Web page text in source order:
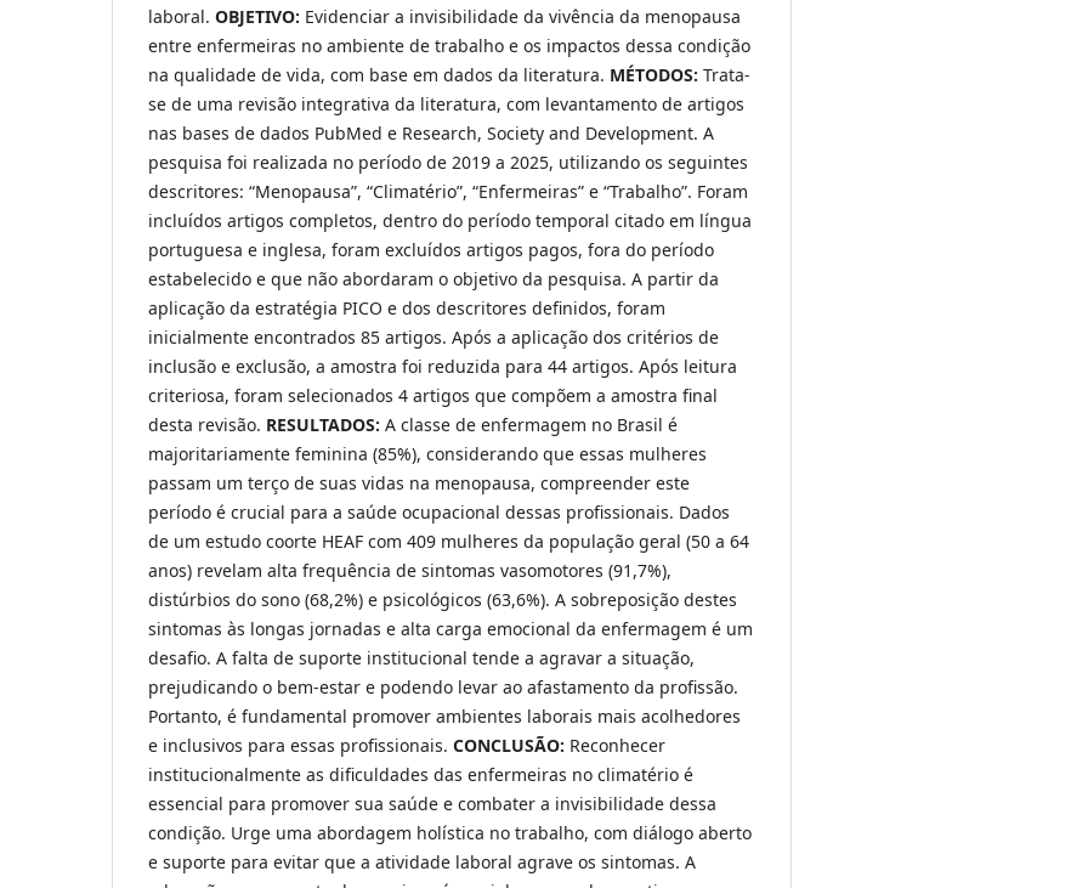
laboral. OBJETIVO: Evidenciar a invisibilidade da vivência da menopausa
entre enfermeiras no ambiente de trabalho e os impactos dessa condição
na qualidade de vida, com base em dados da literatura. MÉTODOS: Trata-
se de uma revisão integrativa da literatura, com levantamento de artigos
nas bases de dados PubMed e Research, Society and Development. A
pesquisa foi realizada no período de 2019 a 2025, utilizando os seguintes
descritores: “Menopausa”, “Climatério”, “Enfermeiras” e “Trabalho”. Foram
incluídos artigos completos, dentro do período temporal citado em língua
portuguesa e inglesa, foram excluídos artigos pagos, fora do período
estabelecido e que não abordaram o objetivo da pesquisa. A partir da
aplicação da estratégia PICO e dos descritores definidos, foram
inicialmente encontrados 85 artigos. Após a aplicação dos critérios de
inclusão e exclusão, a amostra foi reduzida para 44 artigos. Após leitura
criteriosa, foram selecionados 4 artigos que compõem a amostra final
desta revisão. RESULTADOS: A classe de enfermagem no Brasil é
majoritariamente feminina (85%), considerando que essas mulheres
passam um terço de suas vidas na menopausa, compreender este
período é crucial para a saúde ocupacional dessas profissionais. Dados
de um estudo coorte HEAF com 409 mulheres da população geral (50 a 64
anos) revelam alta frequência de sintomas vasomotores (91,7%),
distúrbios do sono (68,2%) e psicológicos (63,6%). A sobreposição destes
sintomas às longas jornadas e alta carga emocional da enfermagem é um
desafio. A falta de suporte institucional tende a agravar a situação,
prejudicando o bem-estar e podendo levar ao afastamento da profissão.
Portanto, é fundamental promover ambientes laborais mais acolhedores
e inclusivos para essas profissionais. CONCLUSÃO: Reconhecer
institucionalmente as dificuldades das enfermeiras no climatério é
essencial para promover sua saúde e combater a invisibilidade dessa
condição. Urge uma abordagem holística no trabalho, com diálogo aberto
e suporte para evitar que a atividade laboral agrave os sintomas. A